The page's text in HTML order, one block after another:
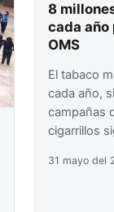
8
cada año
OMS
El tabaco
cada año,
campañas
cigarrillos
31 mayo del